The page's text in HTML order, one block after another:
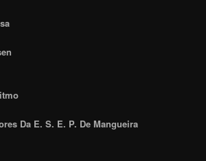
Da E. S. E. P. De Mangueira